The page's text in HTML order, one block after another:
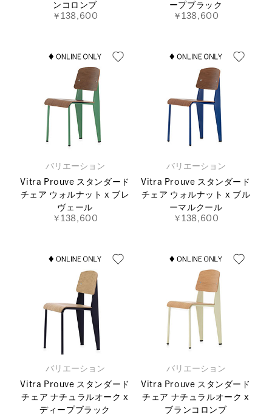
ンコロンブ
￥138,600
ープブラック
￥138,600
バリエーション
Vitra Prouve スタンダード
チェア ウォルナット x ブレ
ヴェール
￥138,600
バリエーション
Vitra Prouve スタンダード
チェア ウォルナット x ブル
ーマルクール
￥138,600
バリエーション
Vitra Prouve スタンダード
チェア ナチュラルオーク x
ディープブラック
バリエーション
Vitra Prouve スタンダード
チェア ナチュラルオーク x
ブランコロンブ